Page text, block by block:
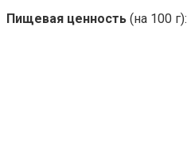
Пищевая ценность (на 100 г):